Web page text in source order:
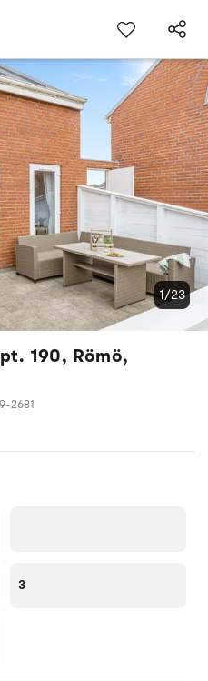
190, Römö,
2681
1/23
3